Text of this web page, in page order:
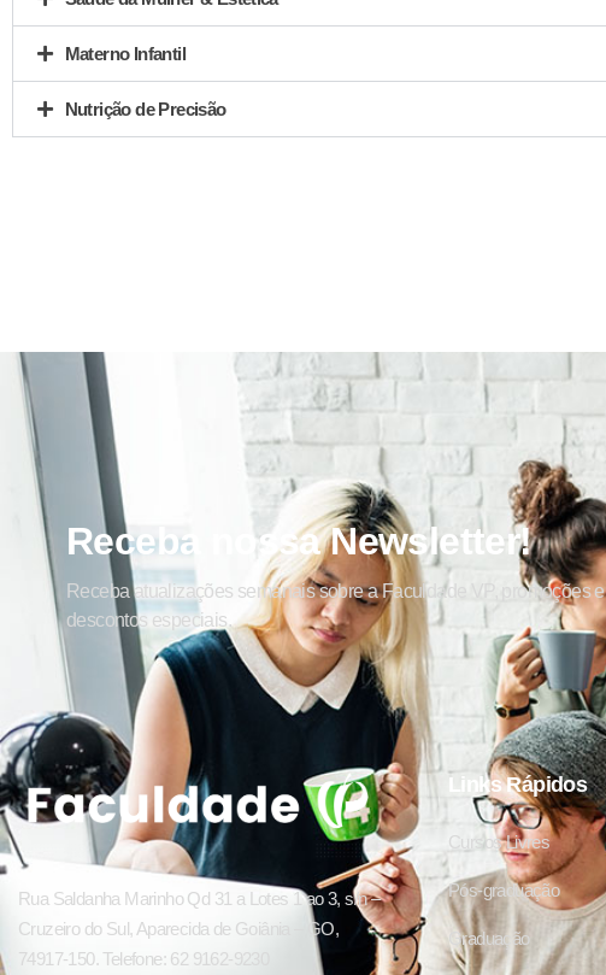
Materno Infantil
Nutrição de Precisão
Receba nossa Newsletter!
Receba atualizações semanais sobre a Faculdade VP, promoções e
descontos especiais.
Rua Saldanha Marinho Qd 31 a Lotes 1 ao 3, s/n –
Cruzeiro do Sul, Aparecida de Goiânia – GO,
74917-150. Telefone: 62 9162-9230
Links Rápidos
Cursos Livres
Pós-graduação
Graduação